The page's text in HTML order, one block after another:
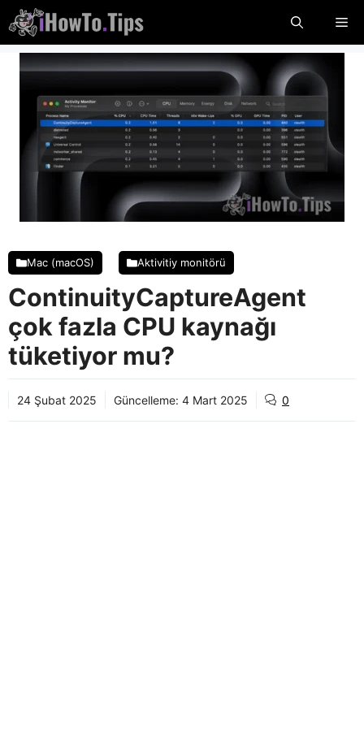
İçeriğe
atla
Mac (macOS) Aktivitiy monitörü
ContinuityCaptureAgent
çok fazla CPU kaynağı
tüketiyor mu?
24 Şubat 2025 Güncelleme: 4 Mart 2025 0